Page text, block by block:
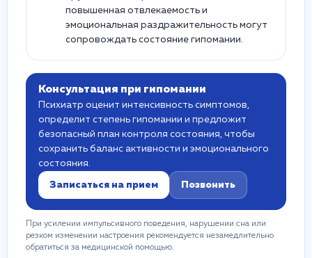
повышенная отвлекаемость и
эмоциональная раздражительность могут
сопровождать состояние гипомании.
Консультация при гипомании
Психиатр оценит интенсивность симптомов,
определит степень гипомании и предложит
безопасный план контроля состояния, чтобы
сохранить баланс активности и эмоционального
состояния.
Записаться на прием Позвонить
При усилении импульсивного поведения, нарушении сна или
резком изменении настроения рекомендуется незамедлительно
обратиться за медицинской помощью.